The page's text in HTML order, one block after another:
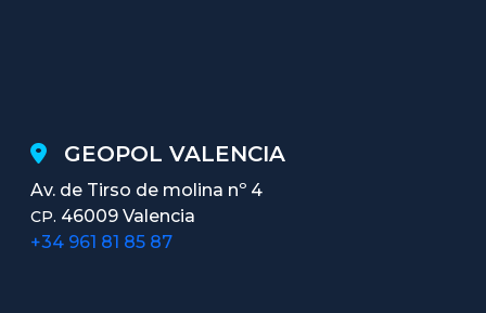
GEOPOL VALENCIA
Av. de Tirso de molina nº 4
CP. 46009 Valencia
+34 961 81 85 87